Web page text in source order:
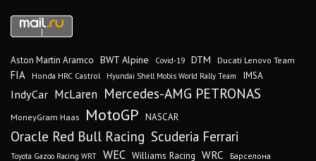
Aston Martin Aramco BWT Alpine Covid-19 DTM Ducati Lenovo Team
FIA Honda HRC Castrol Hyundai Shell Mobis World Rally Team IMSA
IndyCar McLaren Mercedes-AMG PETRONAS
MoneyGram Haas MotoGP NASCAR
Oracle Red Bull Racing Scuderia Ferrari
Toyota Gazoo Racing WRT WEC Williams Racing WRC Барселона